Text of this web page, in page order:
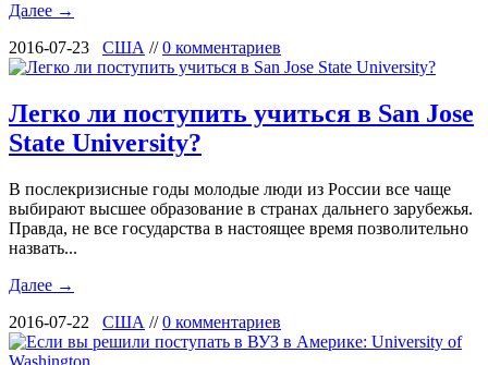
Далее →
2016-07-23 США //0 комментариев
Легко ли поступить учиться в San Jose
State University?
В послекризисные годы молодые люди из России все чаще
выбирают высшее образование в странах дальнего зарубежья.
Правда, не все государства в настоящее время позволительно
назвать...
Далее →
2016-07-22 США //0 комментариев